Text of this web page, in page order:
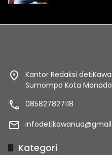
Kantor Redaksi
Sumompo Kota Manado
085827827118
Kategori